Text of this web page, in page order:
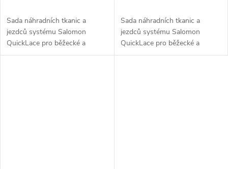
Sada náhradních tkanic a
jezdců systému Salomon
QuickLace pro běžecké a
běžkařské boty.
Sada náhradních tkanic a
jezdců systému Salomon
QuickLace pro běžecké a
běžkařské boty.